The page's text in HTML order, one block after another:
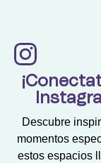
Descubre
momentos
estos espacios